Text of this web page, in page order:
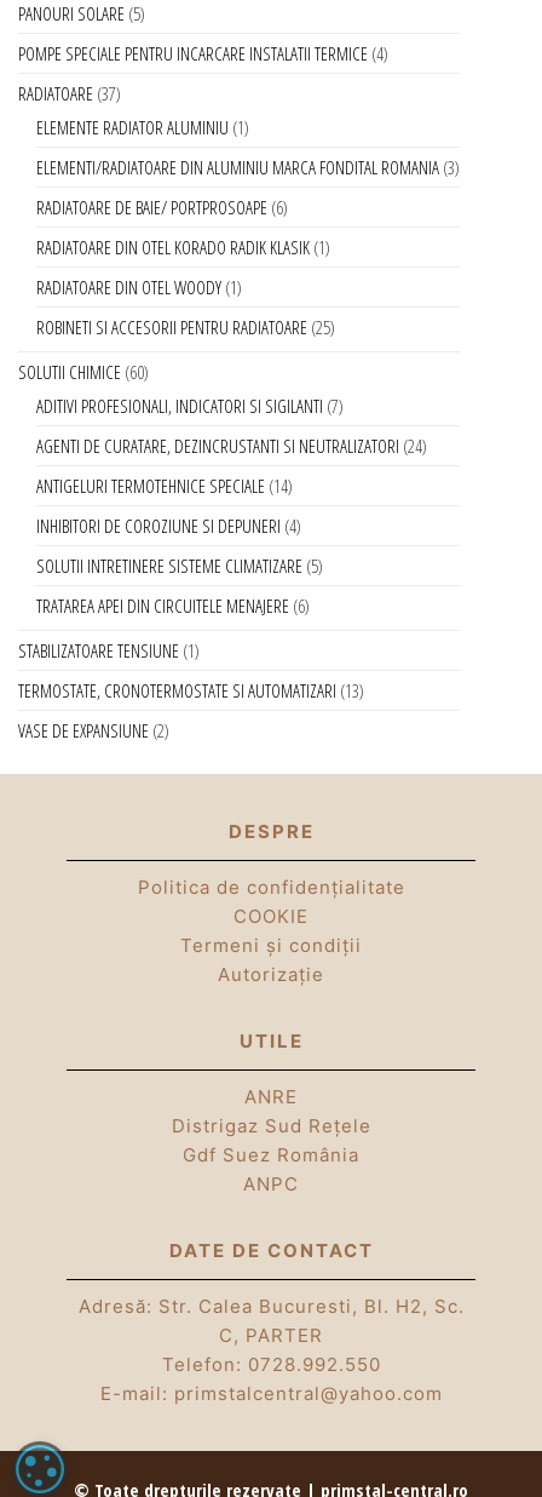
PANOURI SOLARE 5
POMPE SPECIALE PENTRU INCARCARE INSTALATII TERMICE 4
RADIATOARE 37
ELEMENTE RADIATOR ALUMINIU 1
ELEMENTI/RADIATOARE DIN ALUMINIU MARCA FONDITAL ROMANIA 3
RADIATOARE DE BAIE/ PORTPROSOAPE 6
RADIATOARE DIN OTEL KORADO RADIK KLASIK 1
RADIATOARE DIN OTEL WOODY 1
ROBINETI SI ACCESORII PENTRU RADIATOARE 25
SOLUTII CHIMICE 60
ADITIVI PROFESIONALI, INDICATORI SI SIGILANTI 7
AGENTI DE CURATARE, DEZINCRUSTANTI SI NEUTRALIZATORI 24
ANTIGELURI TERMOTEHNICE SPECIALE 14
INHIBITORI DE COROZIUNE SI DEPUNERI 4
SOLUTII INTRETINERE SISTEME CLIMATIZARE 5
TRATAREA APEI DIN CIRCUITELE MENAJERE 6
STABILIZATOARE TENSIUNE 1
TERMOSTATE, CRONOTERMOSTATE SI AUTOMATIZARI 13
VASE DE EXPANSIUNE 2
DESPRE
Politica de confidențialitate
COOKIE
Termeni și condiții
Autorizație
UTILE
ANRE
Distrigaz Sud Rețele
Gdf Suez România
ANPC
DATE DE CONTACT
Adresă: Str. Calea Bucuresti, Bl. H2, Sc.
C, PARTER
Telefon: 0728.992.550
E-mail: primstalcentral@yahoo.com
© Toate drepturile rezervate | primstal-central.ro